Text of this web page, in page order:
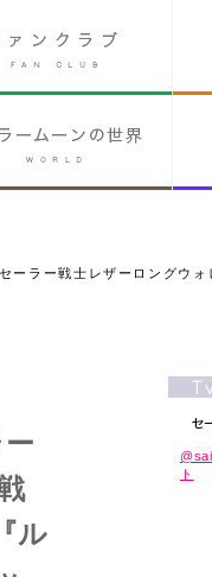
ラー戦士レザーロングウォ
ル
ト